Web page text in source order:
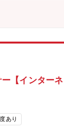
らではのオリジ
【インターネ
あり